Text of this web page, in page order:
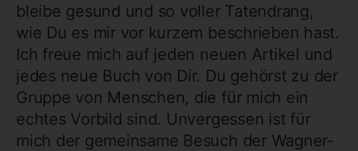
bleibe gesund und so voller Tatendrang,
wie Du es mir vor kurzem beschrieben hast.
Ich freue mich auf jeden neuen Artikel und
jedes neue Buch von Dir. Du gehörst zu der
Gruppe von Menschen, die für mich ein
echtes Vorbild sind. Unvergessen ist für
mich der gemeinsame Besuch der Wagner-